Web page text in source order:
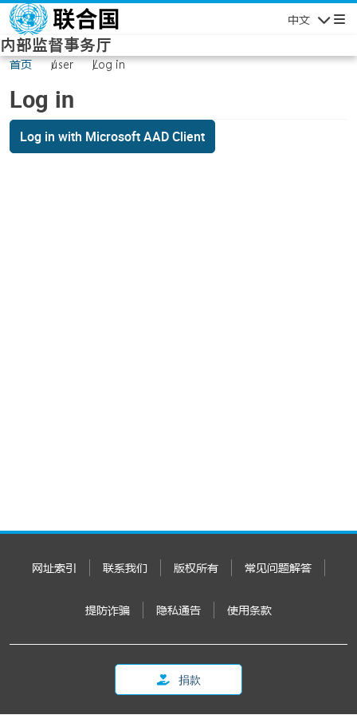
Skip to main content
中文
内部监督事务厅
首页 user Log in
Log in
Log in with Microsoft AAD Client
网址索引 联系我们 版权所有 常见问题解答
提防诈骗 隐私通告 使用条款
捐款